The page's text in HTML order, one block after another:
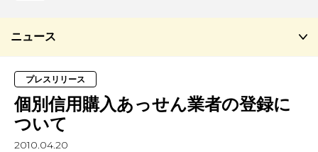
ニュース
プレスリリース
個別信用購入あっせん業者の登録に
ついて
2010.04.20